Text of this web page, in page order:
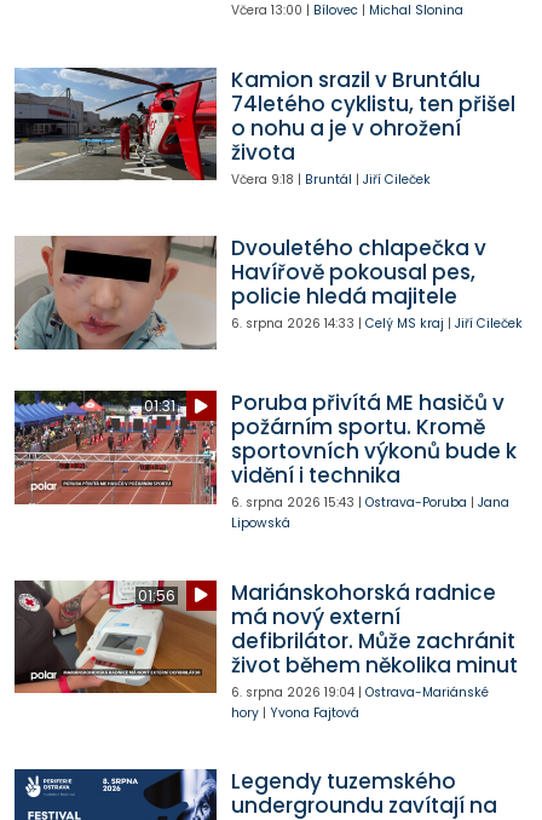
Včera 13:00 | Bílovec| Michal Slonina
Kamion srazil v Bruntálu
74letého cyklistu, ten přišel
o nohu a je v ohrožení
života
Včera 9:18 | Bruntál | Jiří Cileček
Dvouletého chlapečka v
Havířově pokousal pes,
policie hledá majitele
6. srpna 2026 14:33 | Celý MS kraj | Jiří Cileček
01:31
Poruba přivítá ME hasičů v
požárním sportu. Kromě
sportovních výkonů bude k
vidění i technika
6. srpna 2026 15:43 | Ostrava-Poruba | Jana
Lipowská
01:56
Mariánskohorská radnice
má nový externí
defibrilátor. Může zachránit
život během několika minut
6. srpna 2026 19:04| Ostrava-Mariánské
hory| Yvona Fajtová
Legendy tuzemského
undergroundu zavítají na